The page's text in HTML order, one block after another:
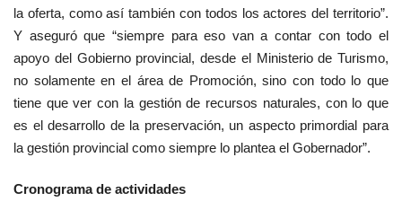
la oferta, como así también con todos los actores del territorio”.
Y aseguró que “siempre para eso van a contar con todo el
apoyo del Gobierno provincial, desde el Ministerio de Turismo,
no solamente en el área de Promoción, sino con todo lo que
tiene que ver con la gestión de recursos naturales, con lo que
es el desarrollo de la preservación, un aspecto primordial para
la gestión provincial como siempre lo plantea el Gobernador”.
Cronograma de actividades